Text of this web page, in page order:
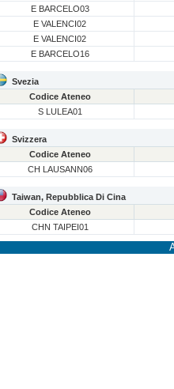
E BARCELO03
E VALENCI02
E VALENCI02
E BARCELO16
Svezia
Codice Ateneo
S LULEA01
Svizzera
Codice Ateneo
CH LAUSANN06
Taiwan, Repubblica Di Cina
Codice Ateneo
CHN TAIPEI01